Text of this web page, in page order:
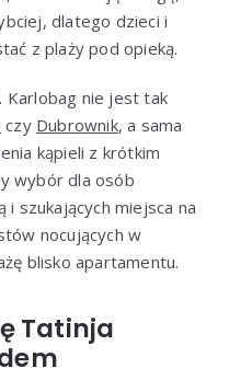
dlatego dzieci i
z plaży pod opieką.
Karlobag nie jest tak
czy Dubrownik, a sama
kąpieli z krótkim
wybór dla osób
i szukających miejsca na
nocujących w
blisko apartamentu.
Tatinja